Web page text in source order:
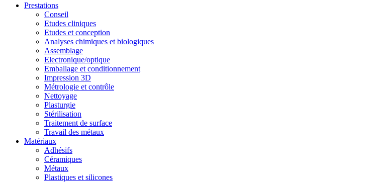
Prestations
Conseil
Etudes cliniques
Etudes et conception
Analyses chimiques et biologiques
Assemblage
Electronique/optique
Emballage et conditionnement
Impression 3D
Métrologie et contrôle
Nettoyage
Plasturgie
Stérilisation
Traitement de surface
Travail des métaux
Matériaux
Adhésifs
Céramiques
Métaux
Plastiques et silicones